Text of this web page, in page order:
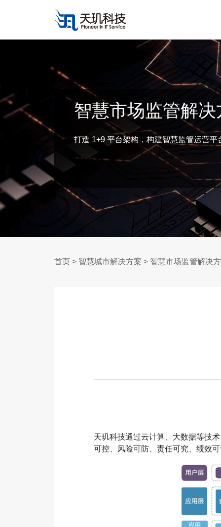
智慧市场监管解决
打造 1+9 平台架构，构建智慧监管运营平
首页 > 智慧城市解决方案 > 智慧市场监管解决
天玑科技通过云计算、大数据等技
可控、风险可防、责任可究、绩效